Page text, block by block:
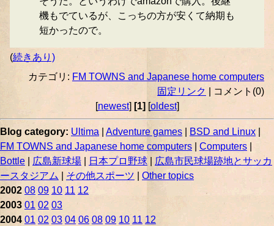
機もでているが、こっちの方が安くて納期も
短かったので。
(続きあり)
カテゴリ: FM TOWNS and Japanese home computers
固定リンク
| コメント(0)
[newest] [1] [oldest]
Blog category: Ultima Adventure games BSD and Linux
FM TOWNS and Japanese home computers
Computers
Bottle
広島新球場 日本プロ野球
広島市民球場跡地とサッカ
ースタジアム
その他スポーツ
Other topics
2002 08 09 10 11 12
2003 01 02 03
2004 01 02 03 04 06 08 09 10 11 12